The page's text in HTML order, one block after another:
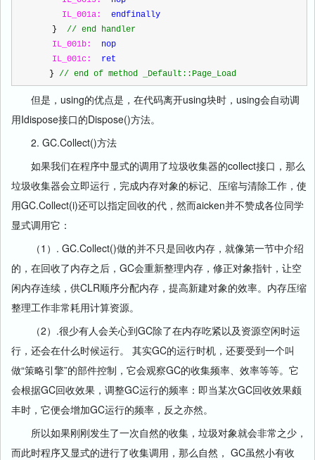
IL_001a:
endfinally
    }
// end handler
IL_001b:
nop
IL_001c:
ret
} // end of method _Default::Page_Load
但是，using的优点是，在代码离开using块时，using会自动调
用Idispose接口的Dispose()方法。
2. GC.Collect()方法
如果我们在程序中显式的调用了垃圾收集器的collect接口，那么
垃圾收集器会立即运行，完成内存对象的标记、压缩与清除工作，使
用GC.Collect(i)还可以指定回收的代，然而aicken并不赞成各位同学
显式调用它：
（1）. GC.Collect()做的并不只是回收内存，就像第一节中介绍
的，在回收了内存之后，GC会重新整理内存，修正对象指针，让空
闲内存连续，供CLR顺序分配内存，提高新建对象的效率。内存压缩
整理工作非常耗用计算资源。
（2）.很少有人会关心到GC除了在内存吃紧以及资源空闲时运
行，还会在什么时候运行。 其实GC的运行时机，还要受到一个叫
做“策略引擎”的部件控制，它会观察GC的收集频率、效率等等。它
会根据GC回收效果，调整GC运行的频率：即当某次GC回收效果颇
丰时，它便会增加GC运行的频率，反之亦然。
所以如果刚刚发生了一次自然的收集，垃圾对象就会非常之少，
而此时程序又显式的进行了收集调用，那么自然， GC虽然小有收